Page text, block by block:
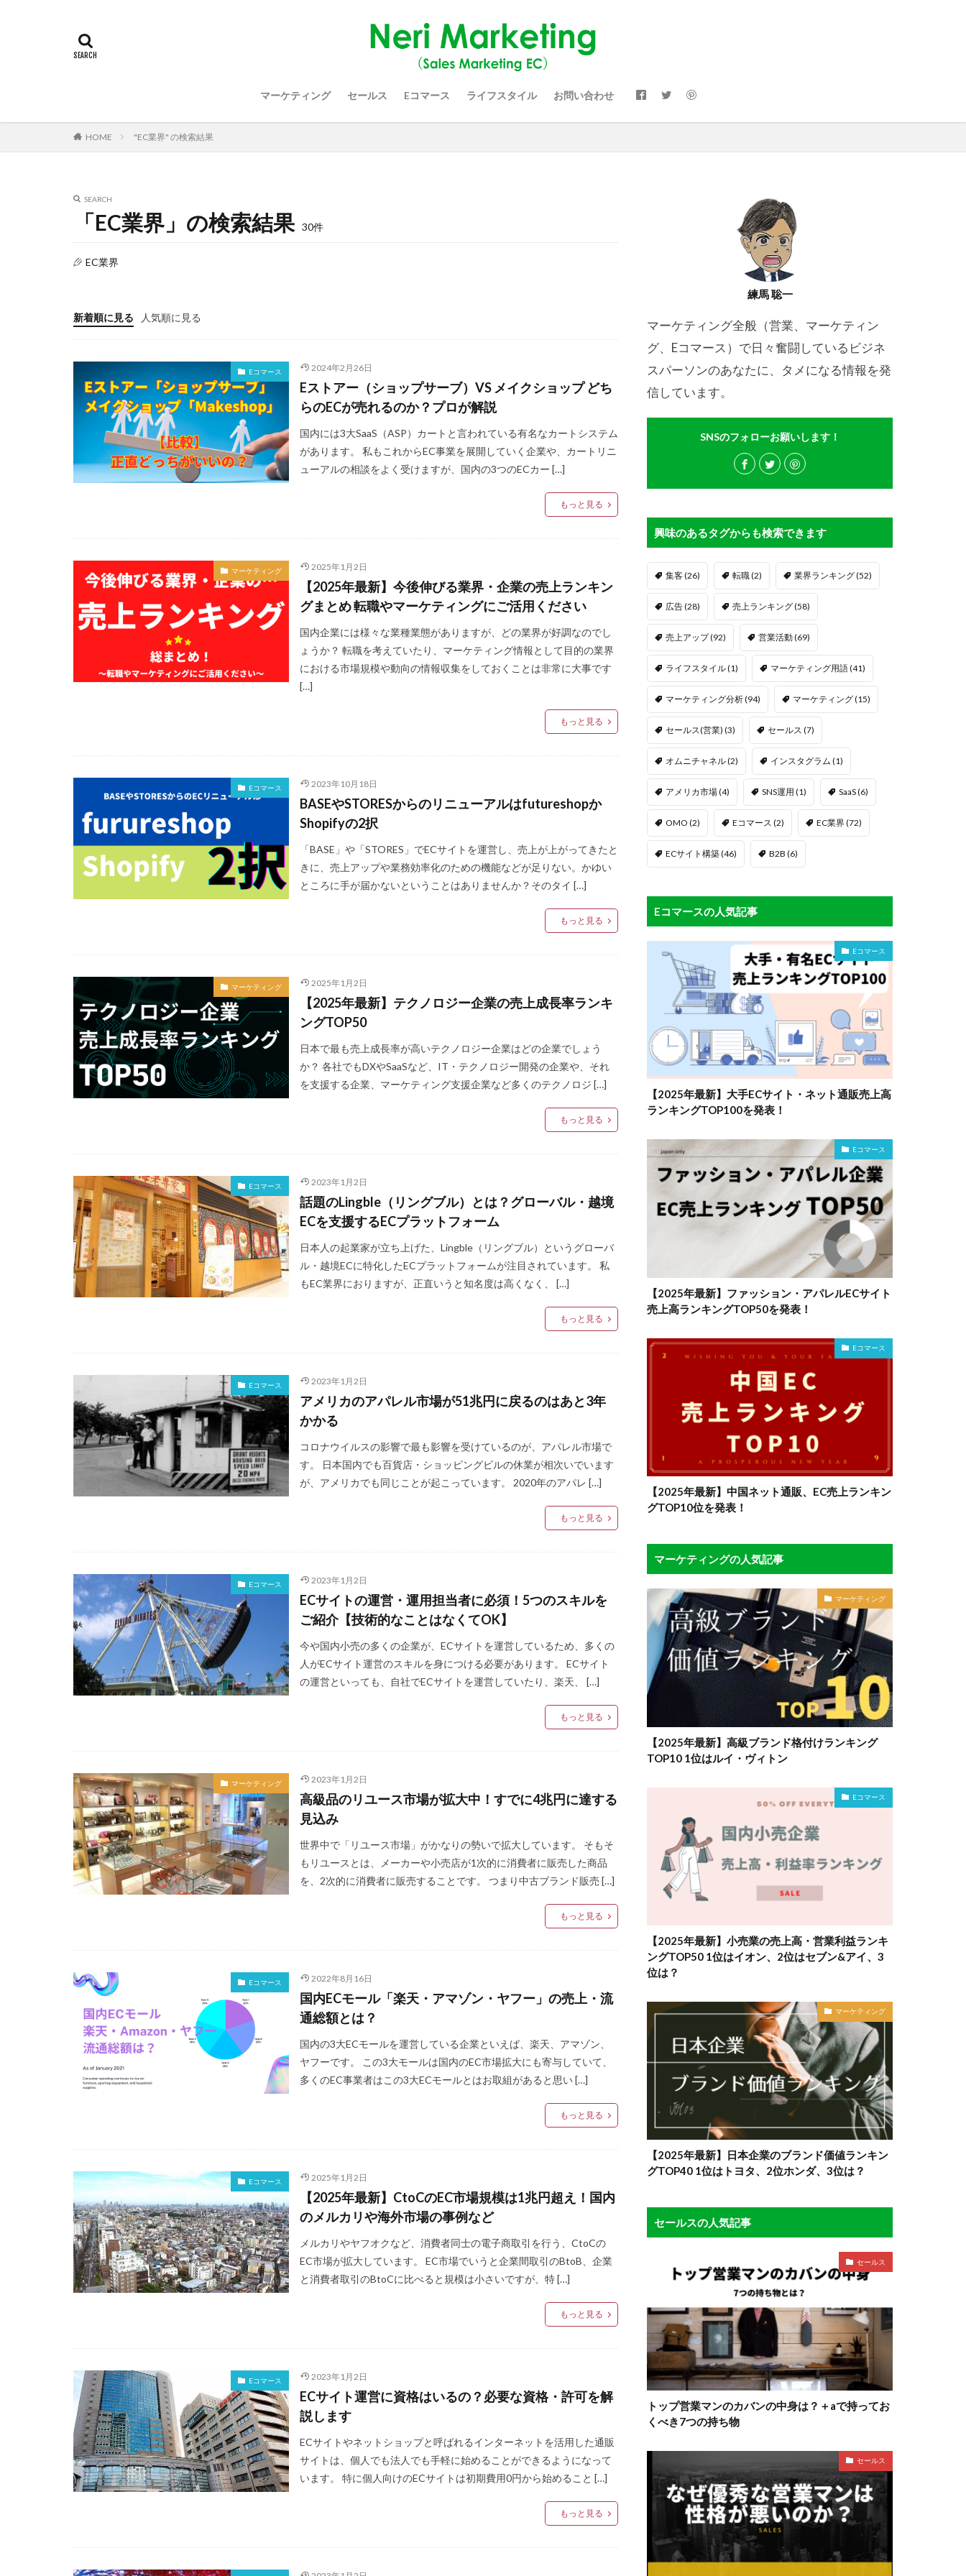
マーケティング セールス Eコマース ライフスタイル お問い合わせ
HOME "EC業界" の検索結果
SEARCH
「EC業界」の検索結果 30件
EC業界
新着順に見る 人気順に見る
Eコマース 2024年2月26日
Eストアー（ショップサーブ）VS メイクショップ どち
らのECが売れるのか？プロが解説
国内には3大SaaS（ASP）カートと言われている有名なカートシステム
があります。 私もこれからEC事業を展開していく企業や、カートリニ
ューアルの相談をよく受けますが、国内の3つのECカー […]
もっと見る
マーケティング 2025年1月2日
【2025年最新】今後伸びる業界・企業の売上ランキン
グまとめ 転職やマーケティングにご活用ください
国内企業には様々な業種業態がありますが、どの業界が好調なのでし
ょうか？ 転職を考えていたり、マーケティング情報として目的の業界
における市場規模や動向の情報収集をしておくことは非常に大事です
[…]
もっと見る
Eコマース 2023年10月18日
BASEやSTORESからのリニューアルはfutureshopか
Shopifyの2択
「BASE」や「STORES」でECサイトを運営し、売上が上がってきたと
きに、売上アップや業務効率化のための機能などが足りない。かゆい
ところに手が届かないということはありませんか？そのタイ […]
もっと見る
マーケティング 2025年1月2日
【2025年最新】テクノロジー企業の売上成長率ランキ
ングTOP50
日本で最も売上成長率が高いテクノロジー企業はどの企業でしょう
か？ 各社でもDXやSaaSなど、IT・テクノロジー開発の企業や、それ
を支援する企業、マーケティング支援企業など多くのテクノロジ […]
もっと見る
Eコマース 2023年1月2日
話題のLingble（リングブル）とは？グローバル・越境
ECを支援するECプラットフォーム
日本人の起業家が立ち上げた、Lingble（リングブル）というグローバ
ル・越境ECに特化したECプラットフォームが注目されています。 私
もEC業界におりますが、正直いうと知名度は高くなく、 […]
もっと見る
Eコマース 2023年1月2日
アメリカのアパレル市場が51兆円に戻るのはあと3年
かかる
コロナウイルスの影響で最も影響を受けているのが、アパレル市場で
す。 日本国内でも百貨店・ショッピングビルの休業が相次いでいます
が、アメリカでも同じことが起こっています。 2020年のアパレ […]
もっと見る
Eコマース 2023年1月2日
ECサイトの運営・運用担当者に必須！5つのスキルを
ご紹介【技術的なことはなくてOK】
今や国内小売の多くの企業が、ECサイトを運営しているため、多くの
人がECサイト運営のスキルを身につける必要があります。 ECサイト
の運営といっても、自社でECサイトを運営していたり、楽天、 […]
もっと見る
マーケティング 2023年1月2日
高級品のリユース市場が拡大中！すでに4兆円に達する
見込み
世界中で「リユース市場」がかなりの勢いで拡大しています。 そもそ
もリユースとは、メーカーや小売店が1次的に消費者に販売した商品
を、2次的に消費者に販売することです。 つまり中古ブランド販売 […]
もっと見る
Eコマース 2022年8月16日
国内ECモール「楽天・アマゾン・ヤフー」の売上・流
通総額とは？
国内の3大ECモールを運営している企業といえば、楽天、アマゾン、
ヤフーです。 この3大モールは国内のEC市場拡大にも寄与していて、
多くのEC事業者はこの3大ECモールとはお取組があると思い […]
もっと見る
Eコマース 2025年1月2日
【2025年最新】CtoCのEC市場規模は1兆円超え！国内
のメルカリや海外市場の事例など
メルカリやヤフオクなど、消費者同士の電子商取引を行う、CtoCの
EC市場が拡大しています。 EC市場でいうと企業間取引のBtoB、企業
と消費者取引のBtoCに比べると規模は小さいですが、特 […]
もっと見る
Eコマース 2023年1月2日
ECサイト運営に資格はいるの？必要な資格・許可を解
説します
ECサイトやネットショップと呼ばれるインターネットを活用した通販
サイトは、個人でも法人でも手軽に始めることができるようになって
います。 特に個人向けのECサイトは初期費用0円から始めること […]
もっと見る
練馬 聡一
マーケティング全般（営業、マーケティン
グ、Eコマース）で日々奮闘しているビジネ
スパーソンのあなたに、タメになる情報を発
信しています。
SNSのフォローお願いします！
興味のあるタグからも検索できます
集客(26) 転職(2) 業界ランキング(52)
広告(28) 売上ランキング(58)
売上アップ(92) 営業活動(69)
ライフスタイル(1) マーケティング用語(41)
マーケティング分析(94) マーケティング(15)
セールス(営業) (3) セールス (7)
オムニチャネル(2) インスタグラム (1)
アメリカ市場(4) SNS運用 (1) SaaS(6)
OMO (2) Eコマース (2) EC業界(72)
ECサイト構築(46) B2B (6)
Eコマースの人気記事
Eコマース
【2025年最新】大手ECサイト・ネット通販売上高
ランキングTOP100を発表！
Eコマース
【2025年最新】ファッション・アパレルECサイト
売上高ランキングTOP50を発表！
Eコマース
【2025年最新】中国ネット通販、EC売上ランキン
グTOP10位を発表！
マーケティングの人気記事
マーケティング
【2025年最新】高級ブランド格付けランキング
TOP10 1位はルイ・ヴィトン
Eコマース
【2025年最新】小売業の売上高・営業利益ランキ
ングTOP50 1位はイオン、2位はセブン&アイ、3
位は？
マーケティング
【2025年最新】日本企業のブランド価値ランキン
グTOP40 1位はトヨタ、2位ホンダ、3位は？
セールスの人気記事
セールス
トップ営業マンのカバンの中身は？＋aで持ってお
くべき7つの持ち物
セールス